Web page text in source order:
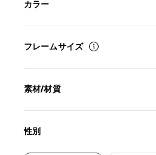
カラー
フレームサイズ
素材/材質
性別